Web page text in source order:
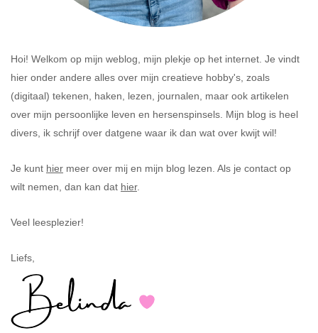
Hoi! Welkom op mijn weblog, mijn plekje op het internet. Je vindt
hier onder andere alles over mijn creatieve hobby's, zoals
(digitaal) tekenen, haken, lezen, journalen, maar ook artikelen
over mijn persoonlijke leven en hersenspinsels. Mijn blog is heel
divers, ik schrijf over datgene waar ik dan wat over kwijt wil!
Je kunt hier meer over mij en mijn blog lezen. Als je contact op
wilt nemen, dan kan dat hier.
Veel leesplezier!
Liefs,